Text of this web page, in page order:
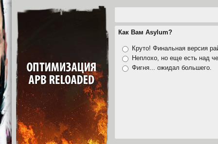
Как Вам Asylum?
Круто! Финальная версия
Неплохо, но еще есть над
Фигня... ожидал большего.